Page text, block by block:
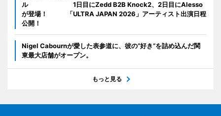
ル 1日目にZedd B2B Knock2、2日目にAlesso
が登場！ 「ULTRA JAPAN 2026」アーティスト出演日程
公開！
Nigel Cabournが愛した表参道に、彼の“好き”を詰め込んだ関
東最大店舗がオープン。
もっと見る